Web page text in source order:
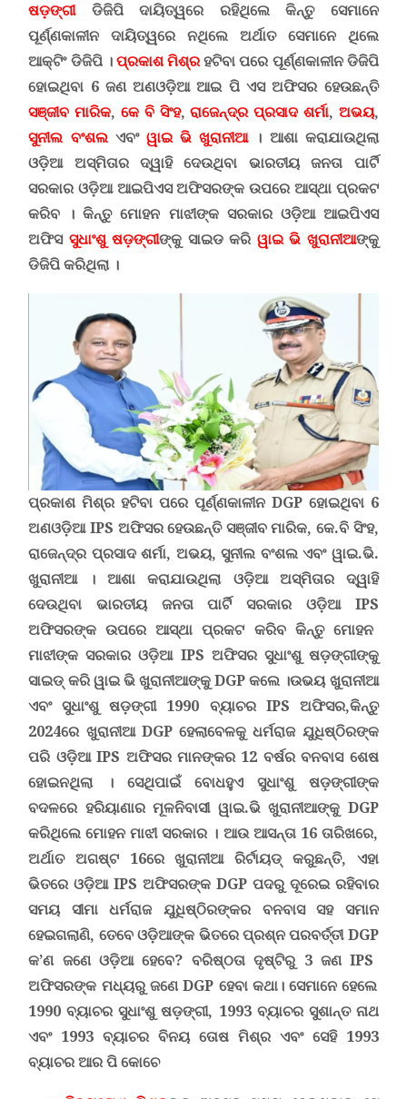
ଷଡ଼ଙ୍ଗୀଡିଜିପି ଦାୟିତ୍ୱରେ ରହିଥିଲେ କିନ୍ତୁ ସେମାନେ
ପୂର୍ଣ୍ଣକାଳୀନ ଦାୟିତ୍ୱରେ ନଥିଲେ ଅର୍ଥାତ ସେମାନେ ଥିଲେ
ଆକ୍ଟିଂ ଡିଜିପି । ପ୍ରକାଶ ମିଶ୍ର ହଟିବା ପରେ ପୂର୍ଣ୍ଣକାଳୀନ ଡିଜିପି
ହୋଇଥିବା 6 ଜଣ ଅଣଓଡ଼ିଆ ଆଇ ପି ଏସ ଅଫିସର ହେଉଛନ୍ତି
ସଞ୍ଜୀବ ମାରିକ, କେ ବି ସିଂହ,ରାଜେନ୍ଦ୍ର ପ୍ରସାଦ ଶର୍ମା, ଅଭୟ,
ସୁନୀଲ ବଂଶଲଏବଂ ୱାଇ ଭି ଖୁରାନୀଆ । ଆଶା କରାଯାଉଥିଲା
ଓଡ଼ିଆ ଅସ୍ମିତାର ଦ୍ୱାହି ଦେଉଥିବା ଭାରତୀୟ ଜନତା ପାର୍ଟି
ସରକାର ଓଡ଼ିଆ ଆଇପିଏସ ଅଫିସରଙ୍କ ଉପରେ ଆସ୍ଥା ପ୍ରକଟ
କରିବ । କିନ୍ତୁ ମୋହନ ମାଝୀଙ୍କ ସରକାର ଓଡ଼ିଆ ଆଇପିଏସ
ଅଫିସ ସୁଧାଂଶୁ ଷଡ଼ଙ୍ଗୀଙ୍କୁ ସାଇଡ କରି ୱାଇ ଭି ଖୁରାନୀଆଙ୍କୁ
ଡିଜିପି କରିଥିଲା ।
ପ୍ରକାଶ ମିଶ୍ର ହଟିବା ପରେ ପୂର୍ଣ୍ଣକାଳୀନ DGPହୋଇଥିବା 6
ଅଣଓଡ଼ିଆ IPS ଅଫିସର ହେଉଛନ୍ତି ସଞ୍ଜୀବ ମାରିକ, କେ.ବି ସିଂହ,
ରାଜେନ୍ଦ୍ର ପ୍ରସାଦ ଶର୍ମା, ଅଭୟ, ସୁନୀଲ ବଂଶଲ ଏବଂ ୱାଇ.ଭି.
ଖୁରାନୀଆ ।ଆଶା କରାଯାଉଥିଲା ଓଡ଼ିଆ ଅସ୍ମିତାର ଦ୍ୱାହି
ଦେଉଥିବା ଭାରତୀୟ ଜନତା ପାର୍ଟି ସରକାର ଓଡ଼ିଆ IPS
ଅଫିସରଙ୍କ ଉପରେ ଆସ୍ଥା ପ୍ରକଟ କରିବ କିନ୍ତୁ ମୋହନ
ମାଝୀଙ୍କ ସରକାର ଓଡ଼ିଆ IPS ଅଫିସର ସୁଧାଂଶୁ ଷଡ଼ଙ୍ଗୀଙ୍କୁ
ସାଇଡ୍ କରି ୱାଇ ଭି ଖୁରାନୀଆଙ୍କୁDGP କଲେ ।ଉଭୟ ଖୁରାନୀଆ
ଏବଂ ସୁଧାଂଶୁ ଷଡ଼ଙ୍ଗୀ 1990 ବ୍ୟାଚର IPS ଅଫିସର,କିନ୍ତୁ
2024ରେ ଖୁରାନୀଆ DGPହେଲାବେଳକୁ ଧର୍ମରାଜ ଯୁଧିଷ୍ଠିରଙ୍କ
ପରି ଓଡ଼ିଆIPS ଅଫିସର ମାନଙ୍କର 12 ବର୍ଷର ବନବାସ ଶେଷ
ହୋଇନଥିଲା । ସେଥିପାଇଁ ବୋଧହୁଏ ସୁଧାଂଶୁ ଷଡ଼ଙ୍ଗୀଙ୍କ
ବଦଳରେ ହରିୟାଣାର ମୂଳନିବାସୀ ୱାଇ.ଭି ଖୁରାନୀଆଙ୍କୁ DGP
କରିଥିଲେ ମୋହନ ମାଝୀ ସରକାର । ଆଉ ଆସନ୍ତା 16 ତାରିଖରେ,
ଅର୍ଥାତ ଅଗଷ୍ଟ 16ରେ ଖୁରାନୀଆ ରିର୍ଟାୟଡ୍ କରୁଛନ୍ତି, ଏହା
ଭିତରେ ଓଡ଼ିଆIPS ଅଫିସରଙ୍କ DGPପଦରୁ ଦୂରେଇ ରହିବାର
ସମୟ ସୀମା ଧର୍ମରାଜ ଯୁଧିଷ୍ଠିରଙ୍କର ବନବାସ ସହ ସମାନ
ହେଇଗଲାଣି, ତେବେ ଓଡ଼ିଆଙ୍କ ଭିତରେ ପ୍ରଶ୍ନ ପରବର୍ତ୍ତୀ DGP
କ’ଣ ଜଣେ ଓଡ଼ିଆ ହେବେ? ବରିଷ୍ଠତା ଦୃଷ୍ଟିରୁ 3 ଜଣIPS
ଅଫିସରଙ୍କ ମଧ୍ୟରୁ ଜଣେDGP ହେବା କଥା। ସେମାନେ ହେଲେ
1990 ବ୍ୟାଚର ସୁଧାଂଶୁ ଷଡ଼ଙ୍ଗୀ, 1993 ବ୍ୟାଚର ସୁଶାନ୍ତ ନାଥ
ଏବଂ 1993 ବ୍ୟାଚର ବିନୟ ତୋଷ ମିଶ୍ର ଏବଂ ସେହି 1993
ବ୍ୟାଚର ଆର ପି କୋଚେ